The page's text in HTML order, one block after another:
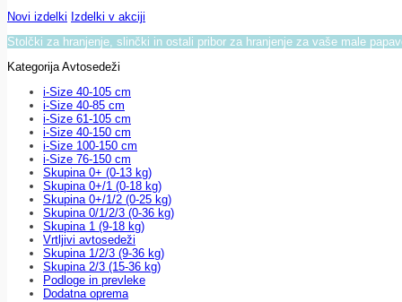
Novi izdelki Izdelki v akciji
Stolčki za hranjenje, slinčki in ostali pribor za hranjenje za vaše male
Kategorija Avtosedeži
i-Size 40-105 cm
i-Size 40-85 cm
i-Size 61-105 cm
i-Size 40-150 cm
i-Size 100-150 cm
i-Size 76-150 cm
Skupina 0+ (0-13 kg)
Skupina 0+/1 (0-18 kg)
Skupina 0+/1/2 (0-25 kg)
Skupina 0/1/2/3 (0-36 kg)
Skupina 1 (9-18 kg)
Vrtljivi avtosedeži
Skupina 1/2/3 (9-36 kg)
Skupina 2/3 (15-36 kg)
Podloge in prevleke
Dodatna oprema